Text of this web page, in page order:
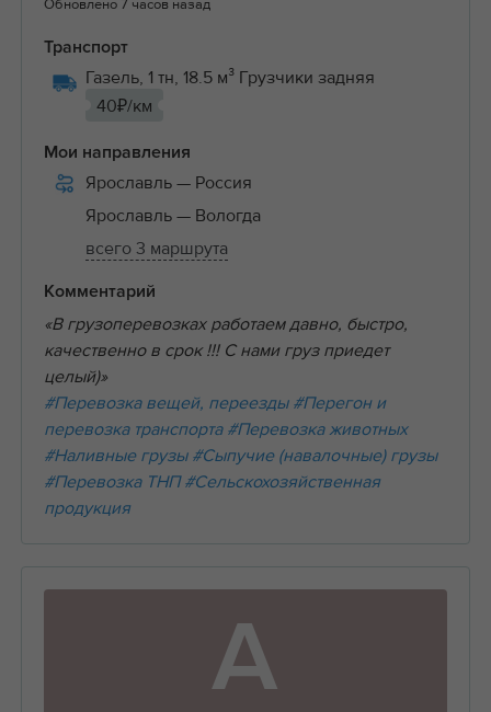
Обновлено 7 часов назад
Транспорт
Газель, 1 тн, 18.5 м³ Грузчики задняя
40₽/км
Мои направления
Ярославль — Россия
Ярославль — Вологда
всего 3 маршрута
Комментарий
«В грузоперевозках работаем давно, быстро,
качественно в срок !!! С нами груз приедет
целый)»
#Перевозка вещей, переезды #Перегон и
перевозка транспорта #Перевозка животных
#Наливные грузы #Сыпучие (навалочные) грузы
#Перевозка ТНП #Сельскохозяйственная
продукция
А